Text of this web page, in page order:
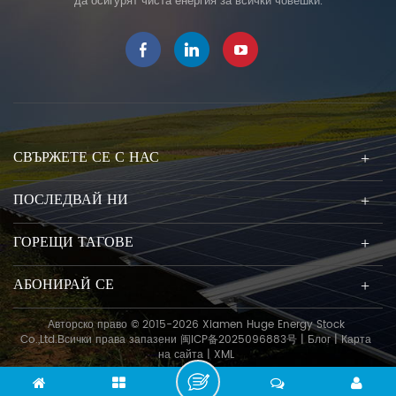
голямо разнообразие от
климатични зони. Соларен
монтаж за керемиден покрив
Покривните куки се прилагат
керемиди, шисти, глинени
керемиди и др. Регулируемите
куки могат да се регулират
хоризонтално и вертикално.
Характеристика es Лесен и
бърз монтаж Изработен от
неръждаема стомана SUS 304
Без пробиване или
заваряване на покрива
Комплект куки за покрив HE-
24-W02 Релса 11-R12-L
Комплект за снаждане на
релси HE-15-R12-L Комплект
средна скоба HE-17-IC19XX
СВЪРЖЕТЕ СЕ С НАС
ПОСЛЕДВАЙ НИ
ГОРЕЩИ ТАГОВЕ
АБОНИРАЙ СЕ
Авторско право © 2015-2026 Xiamen Huge Energy Stock
Co.,Ltd.Всички права запазени 闽ICP备2025096883号 | Блог|Карта
на сайта| XML